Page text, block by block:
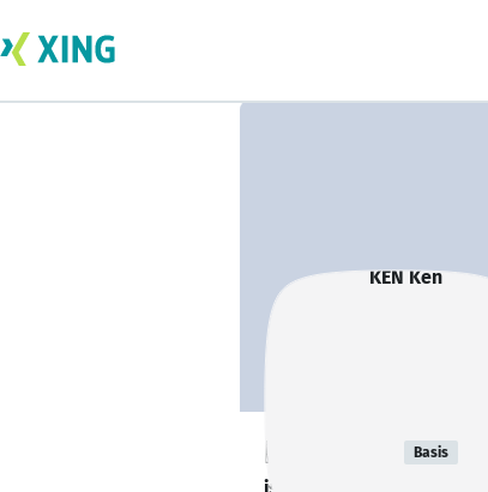
KEN Ken Basis